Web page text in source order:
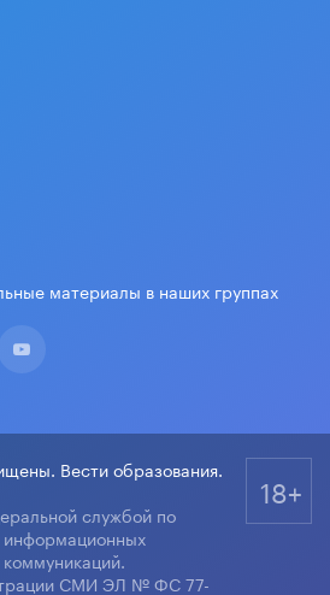
материалы в наших группах
Вести образования.
службой по
информационных
СМИ ЭЛ № ФС 77-
18+